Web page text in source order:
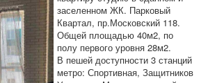
заселенном ЖК. Парковый
Квартал, пр.Московский 118.
Общей площадью 40м2, по
полу первого уровня 28м2.
В пешей доступности 3 станций
метро: Спортивная, Защитников